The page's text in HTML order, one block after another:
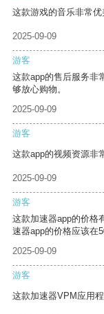
这款游戏的音乐非常优
2025-09-09
游客
这款app的售后服务非
够放心购物。
2025-09-09
游客
这款app的视频资源非
2025-09-09
游客
这款加速器app的价格
速器app的价格应该在
2025-09-09
游客
这款加速器VPM应用